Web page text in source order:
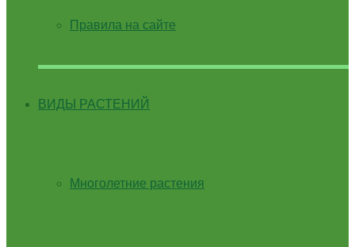
Правила на сайте
ВИДЫ РАСТЕНИЙ
Многолетние растения